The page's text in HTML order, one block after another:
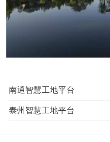
南通智慧工地平台
泰州智慧工地平台